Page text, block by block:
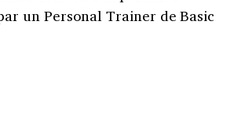
un Personal Trainer de Basic